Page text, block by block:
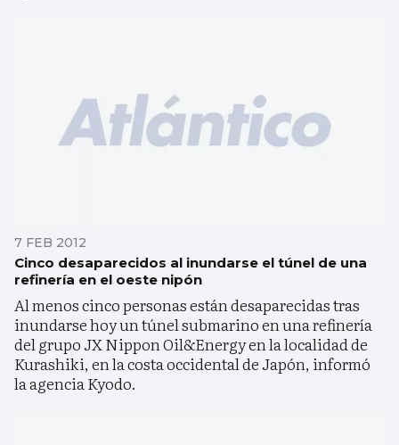
7 FEB 2012
Cinco desaparecidos al inundarse el túnel de una
refinería en el oeste nipón
Al menos cinco personas están desaparecidas tras
inundarse hoy un túnel submarino en una refinería
del grupo JX Nippon Oil&Energy en la localidad de
Kurashiki, en la costa occidental de Japón, informó
la agencia Kyodo.